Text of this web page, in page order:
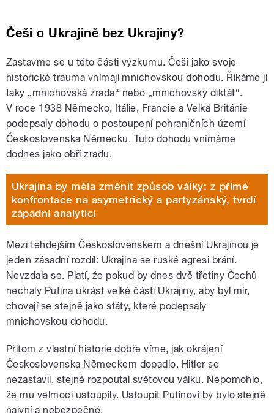
Češi o Ukrajině bez Ukrajiny?
Zastavme se u této části výzkumu. Češi jako svoje
historické trauma vnímají mnichovskou dohodu. Říkáme jí
taky „mnichovská zrada“ nebo „mnichovský diktát“.
V roce 1938 Německo, Itálie, Francie a Velká Británie
podepsaly dohodu o postoupení pohraničních území
Československa Německu. Tuto dohodu vnímáme
dodnes jako obří zradu.
Ukrajina by měla změnit způsob války: z přímé
konfrontace na asymetrický a partyzánský, tvrdí
západní analytici
Mezi tehdejším Československem a dnešní Ukrajinou je
jeden zásadní rozdíl: Ukrajina se ruské agresi brání.
Nevzdala se. Platí, že pokud by dnes dvě třetiny Čechů
nechaly Putina ukrást velké části Ukrajiny, aby byl mír,
chovají se stejně jako státy, které podepsaly
mnichovskou dohodu.
Přitom z vlastní historie dobře víme, jak okrájení
Československa Německem dopadlo. Hitler se
nezastavil, stejně rozpoutal světovou válku. Nepomohlo,
že mu velmoci ustoupily. Ustoupit Putinovi by bylo stejně
naivní a nebezpečné.